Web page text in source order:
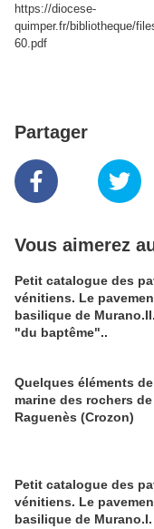
https://diocese-
quimper.fr/bibliotheque/
60.pdf
Partager
Vous aimerez
Petit catalogue des
vénitiens. Le
basilique de
"du baptême"..
Quelques éléments
marine des rochers
Raguenès (Crozon)
Petit catalogue des
vénitiens. Le
basilique de